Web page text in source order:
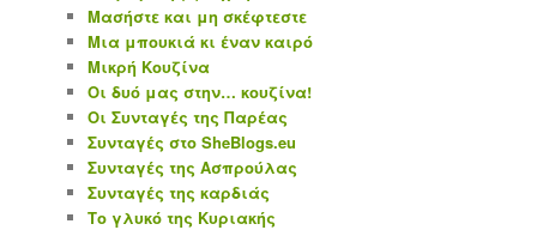
Μασήστε και μη σκέφτεστε
Μια μπουκιά κι έναν καιρό
Μικρή Κουζίνα
Οι δυό μας στην… κουζίνα!
Οι Συνταγές της Παρέας
Συνταγές στο SheBlogs.eu
Συνταγές της Ασπρούλας
Συνταγές της καρδιάς
Το γλυκό της Κυριακής